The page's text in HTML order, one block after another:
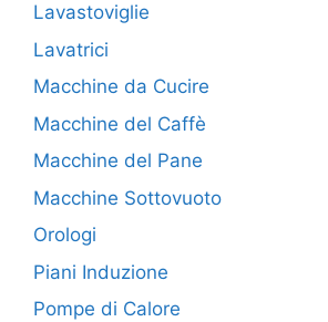
Lavastoviglie
Lavatrici
Macchine da Cucire
Macchine del Caffè
Macchine del Pane
Macchine Sottovuoto
Orologi
Piani Induzione
Pompe di Calore